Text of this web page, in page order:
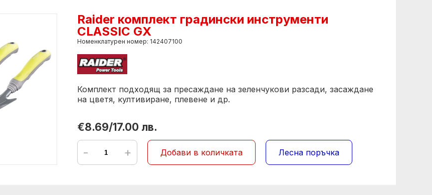
Raider комплект градински инструменти
CLASSIC GX
Номенклатурен номер: 142407100
Комплект подходящ за пресаждане на зеленчукови разсади, засаждане
на цветя, култивиране, плевене и др.
€8.69/17.00 лв.
- + Добави в количката Лесна поръчка